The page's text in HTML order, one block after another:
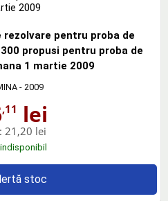
rezolvare pentru proba de
300 propusi pentru proba de
1 martie 2009
- 2009
,11 lei
21,20 lei
stoc